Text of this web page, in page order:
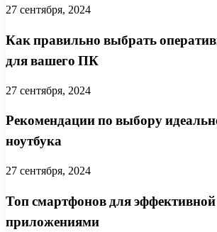
27 сентября, 2024
Как правильно выбрать
для вашего ПК
27 сентября, 2024
Рекомендации по выбору
ноутбука
27 сентября, 2024
Топ смартфонов для
приложениями